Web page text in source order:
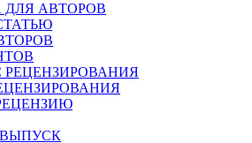
ДЛЯ АВТОРОВ
РЕЦЕНЗИРОВАНИЯ